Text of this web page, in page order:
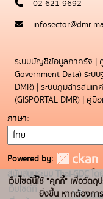
02 621 9692
ระบบบัญชีข้อมูลภาครัฐ |
Government Data) ระบ
DMR) | ระบบภูมิสารสนเ
(GISPORTAL DMR) | คู่มื
ภาษา
Powered by:
สนับสนุนระบบ Thai-GDC โ
เว็บไซต์ที่
ระบ
เว็บไซต์นี้ใช้ "คุกกี้" เพื่อวัต
ยิ่งขึ้น หากต้องกา